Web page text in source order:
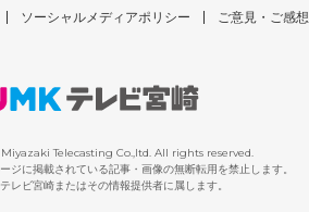
ソーシャルメディアポリシー ご意見・ご感想
Telecasting Co.,ltd. All rights reserved.
ジに掲載されている記事・画像の無断転用を禁止します。
レビ宮崎またはその情報提供者に属します。